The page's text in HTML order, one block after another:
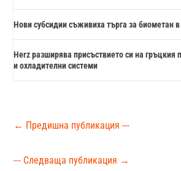
Нови субсидии съживиха търга за биометан
Herz разширява присъствието си на гръцкия
и охладителни системи
← Предишна публикация ---
--- Следваща публикация →